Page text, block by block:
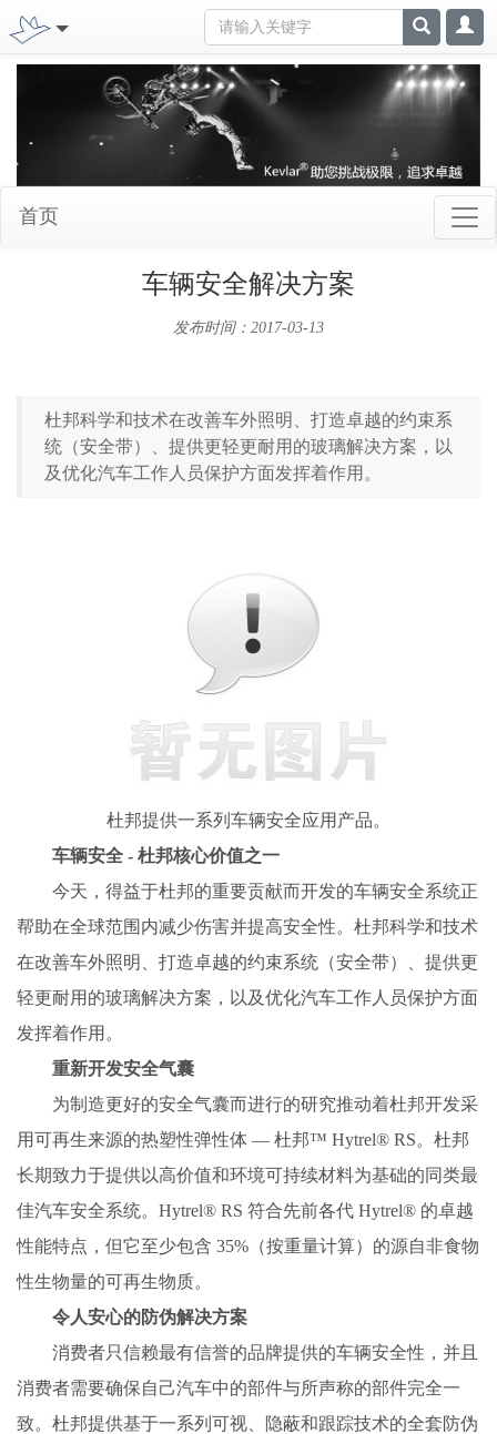
首页
车辆安全解决方案
发布时间：2017-03-13
杜邦科学和技术在改善车外照明、打造卓越的约束系
统（安全带）、提供更轻更耐用的玻璃解决方案，以
及优化汽车工作人员保护方面发挥着作用。
杜邦提供一系列车辆安全应用产品。
车辆安全 - 杜邦核心价值之一
今天，得益于杜邦的重要贡献而开发的车辆安全系统正
帮助在全球范围内减少伤害并提高安全性。杜邦科学和技术
在改善车外照明、打造卓越的约束系统（安全带）、提供更
轻更耐用的玻璃解决方案，以及优化汽车工作人员保护方面
发挥着作用。
重新开发安全气囊
为制造更好的安全气囊而进行的研究推动着杜邦开发采
用可再生来源的热塑性弹性体 — 杜邦™ Hytrel® RS。杜邦
长期致力于提供以高价值和环境可持续材料为基础的同类最
佳汽车安全系统。Hytrel® RS 符合先前各代 Hytrel® 的卓越
性能特点，但它至少包含 35%（按重量计算）的源自非食物
性生物量的可再生物质。
令人安心的防伪解决方案
消费者只信赖最有信誉的品牌提供的车辆安全性，并且
消费者需要确保自己汽车中的部件与所声称的部件完全一
致。杜邦提供基于一系列可视、隐蔽和跟踪技术的全套防伪